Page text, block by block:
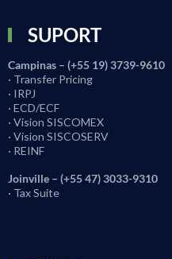
SUPORT
Campinas – (+55 19) 3739-9610
· Transfer Pricing
· IRPJ
· ECD/ECF
· Vision SISCOMEX
· Vision SISCOSERV
· REINF
Joinville – (+55 47) 3033-9310
· Tax Suite